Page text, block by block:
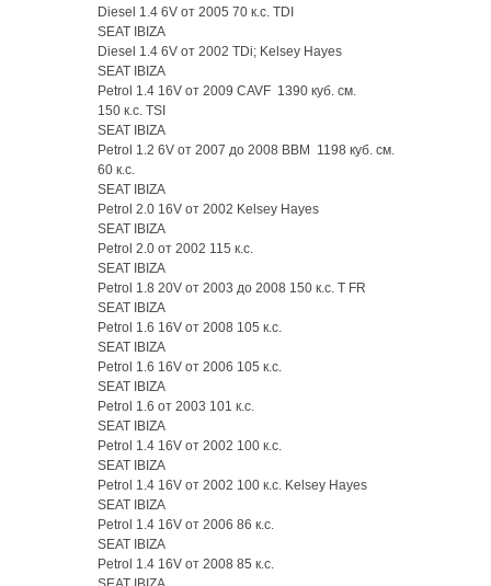
Diesel 1.4 6V от 2005 70 к.с. TDI
SEAT IBIZA
Diesel 1.4 6V от 2002 TDi; Kelsey Hayes
SEAT IBIZA
Petrol 1.4 16V от 2009 CAVF 1390 куб. см.
150 к.с. TSI
SEAT IBIZA
Petrol 1.2 6V от 2007 до 2008 BBM 1198 куб. см.
60 к.с.
SEAT IBIZA
Petrol 2.0 16V от 2002 Kelsey Hayes
SEAT IBIZA
Petrol 2.0 от 2002 115 к.с.
SEAT IBIZA
Petrol 1.8 20V от 2003 до 2008 150 к.с. T FR
SEAT IBIZA
Petrol 1.6 16V от 2008 105 к.с.
SEAT IBIZA
Petrol 1.6 16V от 2006 105 к.с.
SEAT IBIZA
Petrol 1.6 от 2003 101 к.с.
SEAT IBIZA
Petrol 1.4 16V от 2002 100 к.с.
SEAT IBIZA
Petrol 1.4 16V от 2002 100 к.с. Kelsey Hayes
SEAT IBIZA
Petrol 1.4 16V от 2006 86 к.с.
SEAT IBIZA
Petrol 1.4 16V от 2008 85 к.с.